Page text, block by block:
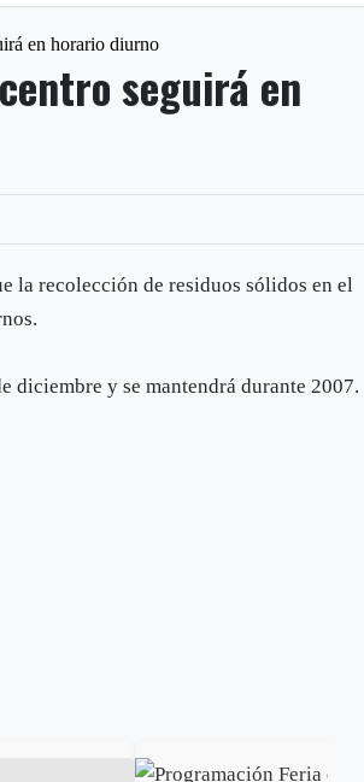
en horario diurno
seguirá en
la recolección de residuos sólidos en el
diciembre y se mantendrá durante 2007.